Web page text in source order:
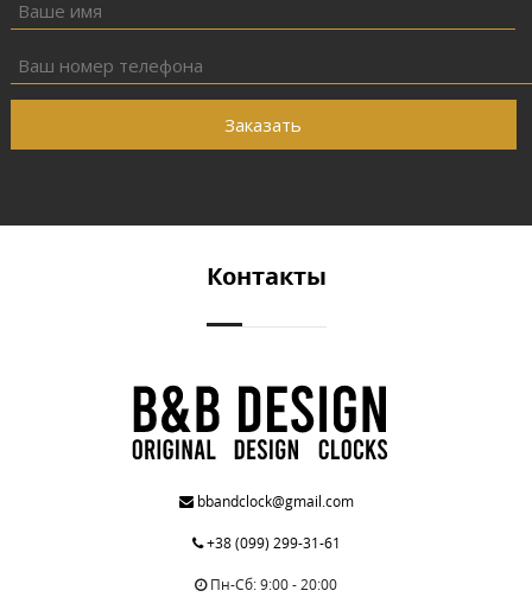
Заказать
Контакты
bbandclock@gmail.com
+38 (099) 299-31-61
Пн-Сб: 9:00 - 20:00